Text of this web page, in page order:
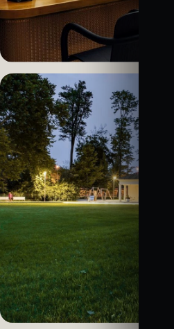
HOTEL · INTERIÉR
W Prague
Osvětlení reprezentativních hotelových